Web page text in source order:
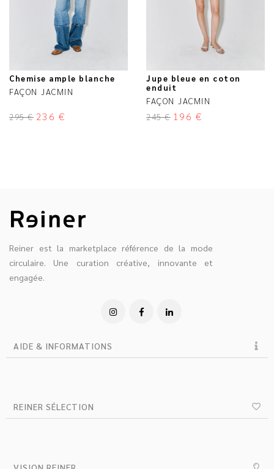
Chemise ample blanche
FAÇON JACMIN
295€ 236 €
Jupe bleue en coton
enduit
FAÇON JACMIN
245€ 196 €
Reiner est la marketplace référence de la mode
circulaire. Une curation créative, innovante et
engagée.
AIDE & INFORMATIONS
REINER SÉLECTION